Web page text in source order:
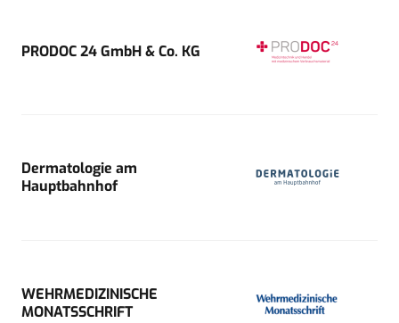
PRODOC 24 GmbH & Co. KG
Dermatologie am
Hauptbahnhof
WEHRMEDIZINISCHE
MONATSSCHRIFT